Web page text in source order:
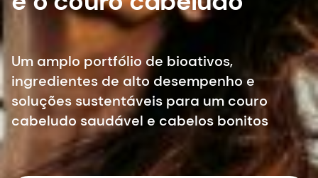
Um amplo portfólio de bioativos,
ingredientes de alto desempenho e
soluções sustentáveis para um couro
cabeludo saudável e cabelos bonitos